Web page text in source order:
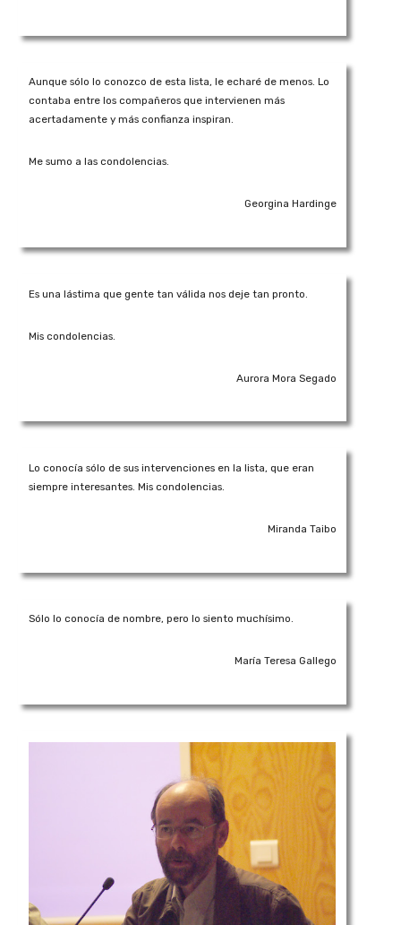
Aunque sólo lo conozco de esta lista, le echaré de menos. Lo
contaba entre los compañeros que intervienen más
acertadamente y más confianza inspiran.
Me sumo a las condolencias.
Georgina Hardinge
Es una lástima que gente tan válida nos deje tan pronto.
Mis condolencias.
Aurora Mora Segado
Lo conocía sólo de sus intervenciones en la lista, que eran
siempre interesantes. Mis condolencias.
Miranda Taibo
Sólo lo conocía de nombre, pero lo siento muchísimo.
María Teresa Gallego